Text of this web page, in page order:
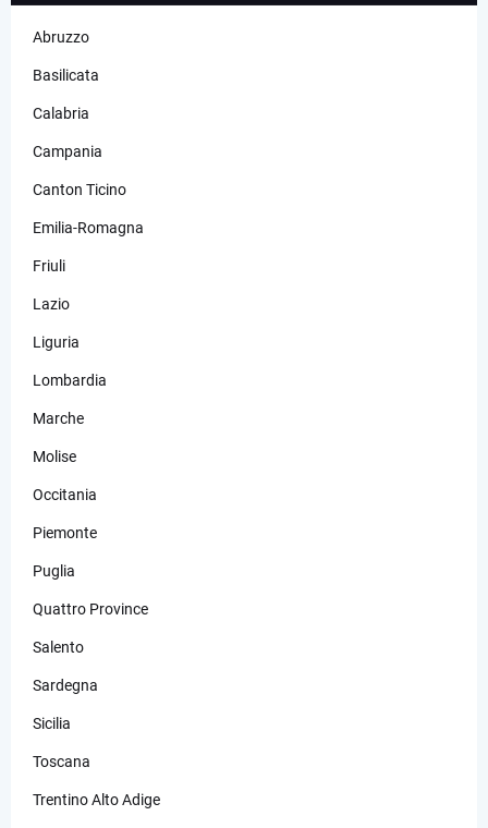
Abruzzo
Basilicata
Calabria
Campania
Canton Ticino
Emilia-Romagna
Friuli
Lazio
Liguria
Lombardia
Marche
Molise
Occitania
Piemonte
Puglia
Quattro Province
Salento
Sardegna
Sicilia
Toscana
Trentino Alto Adige